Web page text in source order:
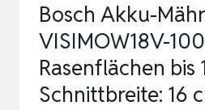
KEIN
SIGNAL…
Bosch Akku-
VISIMOW18V-
Rasenflächen bis
Schnittbreite: 16